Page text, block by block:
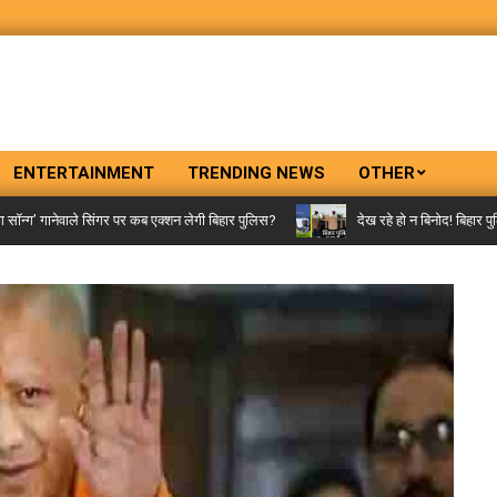
ENTERTAINMENT TRENDING NEWS OTHER
सिंगर पर कब एक्शन लेगी बिहार पुलिस? देख रहे हो न बिनोद! बिहार पुलिस